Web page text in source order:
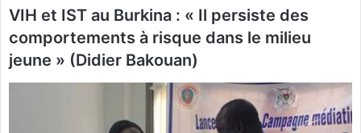
VIH et IST au Burkina : « Il persiste des
comportements à risque dans le milieu
jeune » (Didier Bakouan)